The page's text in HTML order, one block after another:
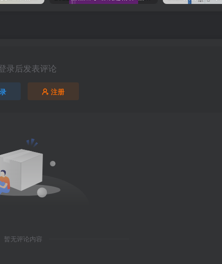
录后发表评论
注册
暂无评论内容